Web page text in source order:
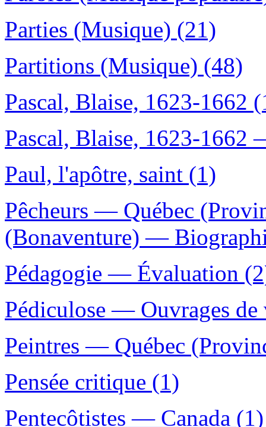
Parties (Musique) (21)
Partitions (Musique) (48)
Pascal, Blaise, 1623-1662
Pascal, Blaise, 1623-
Paul, l'apôtre, saint (1)
Pêcheurs — Québec
(Bonaventure) —
Pédagogie — Évaluation
Pédiculose — Ouvrages
Peintres — Québec
Pensée critique (1)
Pentecôtistes — Canada (1)